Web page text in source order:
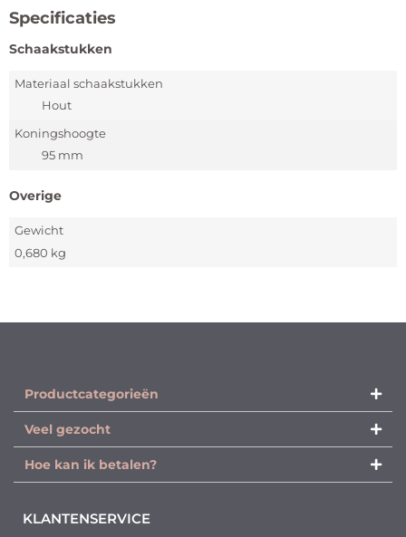
Specificaties
Schaakstukken
Materiaal schaakstukken
Hout
Koningshoogte
95 mm
Overige
Gewicht
0,680 kg
Productcategorieën​
Veel gezocht
Hoe kan ik betalen?
KLANTENSERVICE